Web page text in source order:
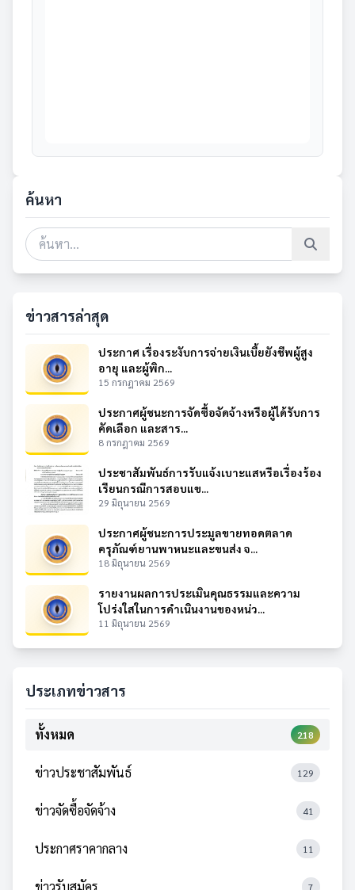
ค้นหา
ข่าวสารล่าสุด
ประกาศ เรื่องระงับการจ่ายเงินเบี้ยยังชีพผู้สูง
อายุ และผู้พิก...
15 กรกฎาคม 2569
ประกาศผู้ชนะการจัดซื้อจัดจ้างหรือผู้ได้รับการ
คัดเลือก และสาร...
8 กรกฎาคม 2569
ประชาสัมพันธ์การรับแจ้งเบาะแสหรือเรื่องร้อง
เรียนกรณีการสอบแข...
29 มิถุนายน 2569
ประกาศผู้ชนะการประมูลขายทอดตลาด
ครุภัณฑ์ยานพาหนะและขนส่ง จ...
18 มิถุนายน 2569
รายงานผลการประเมินคุณธรรมและความ
โปร่งใสในการดำเนินงานของหน่ว...
11 มิถุนายน 2569
ประเภทข่าวสาร
ทั้งหมด 218
ข่าวประชาสัมพันธ์ 129
ข่าวจัดซื้อจัดจ้าง 41
ประกาศราคากลาง 11
ข่าวรับสมัคร 7